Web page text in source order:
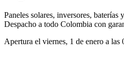
Paneles solares, inversores, baterías
Despacho a todo Colombia con
Apertura el viernes, 1 de enero a las